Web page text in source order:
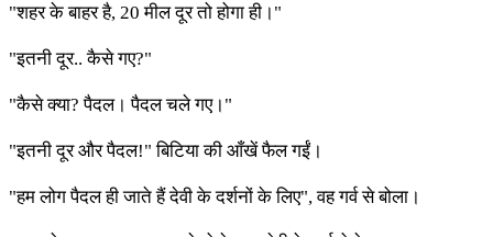
"शहर के बाहर है, 20 मील दूर तो होगा ही।"
"इतनी दूर.. कैसे गए?"
"कैसे क्या? पैदल। पैदल चले गए।"
"इतनी दूर और पैदल!" बिटिया की आँखें फैल गईं।
"हम लोग पैदल ही जाते हैं देवी के दर्शनों के लिए", वह गर्व से बोला।